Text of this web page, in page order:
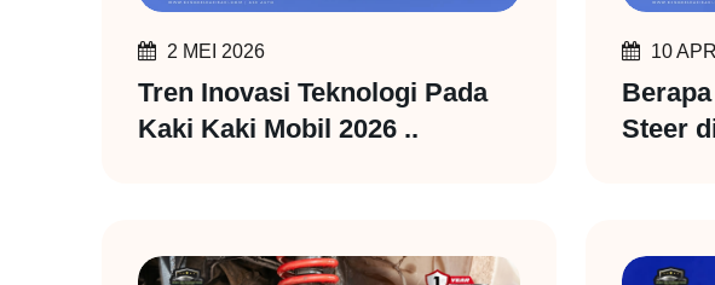
2 MEI 2026
Tren Inovasi Teknologi Pada
Kaki Kaki Mobil 2026 ..
10
Steer